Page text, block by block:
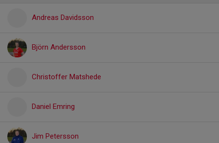
Andreas Davidsson
Björn Andersson
Christoffer Matshede
Daniel Emring
Jim Petersson